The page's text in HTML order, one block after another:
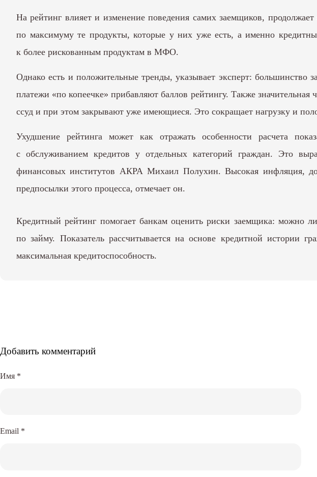
На рейтинг влияет и изменение поведения самих заемщиков,
по максимуму те продукты, которые у них уже есть, а именно
к более рискованным продуктам в МФО.
Однако есть и положительные тренды, указывает эксперт: большинство
платежи «по копеечке» прибавляют баллов рейтингу. Также значительная
ссуд и при этом закрывают уже имеющиеся. Это сокращает нагрузку и
Ухудшение рейтинга может как отражать особенности расчета
с обслуживанием кредитов у отдельных категорий граждан. Это
финансовых институтов АКРА Михаил Полухин. Высокая инфляция,
предпосылки этого процесса, отмечает он.
Кредитный рейтинг помогает банкам оценить риски заемщика: можно
по займу. Показатель рассчитывается на основе кредитной
максимальная кредитоспособность.
Добавить комментарий
Имя *
Email *